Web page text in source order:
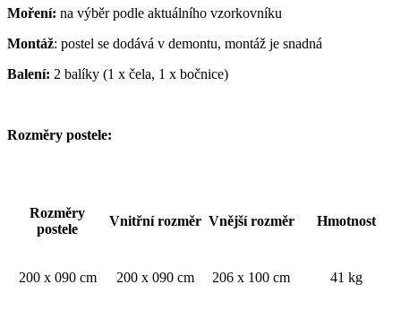
Moření: na výběr podle aktuálního vzorkovníku
Montáž: postel se dodává v demontu, montáž je snadná
Balení: 2 balíky (1 x čela, 1 x bočnice)
Rozměry postele:
Rozměry
postele
Vnitřní rozměr Vnější rozměr Hmotnost
200 x 090 cm 200 x 090 cm 206 x 100 cm 41 kg